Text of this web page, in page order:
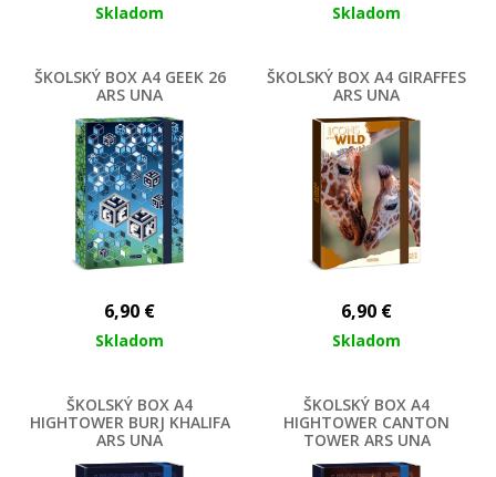
Skladom Skladom
ŠKOLSKÝ BOX A4 GEEK 26
ARS UNA
6,90 €
Skladom
ŠKOLSKÝ BOX A4 GIRAFFES
ARS UNA
6,90 €
Skladom
ŠKOLSKÝ BOX A4
HIGHTOWER BURJ KHALIFA
ARS UNA
ŠKOLSKÝ BOX A4
HIGHTOWER CANTON
TOWER ARS UNA